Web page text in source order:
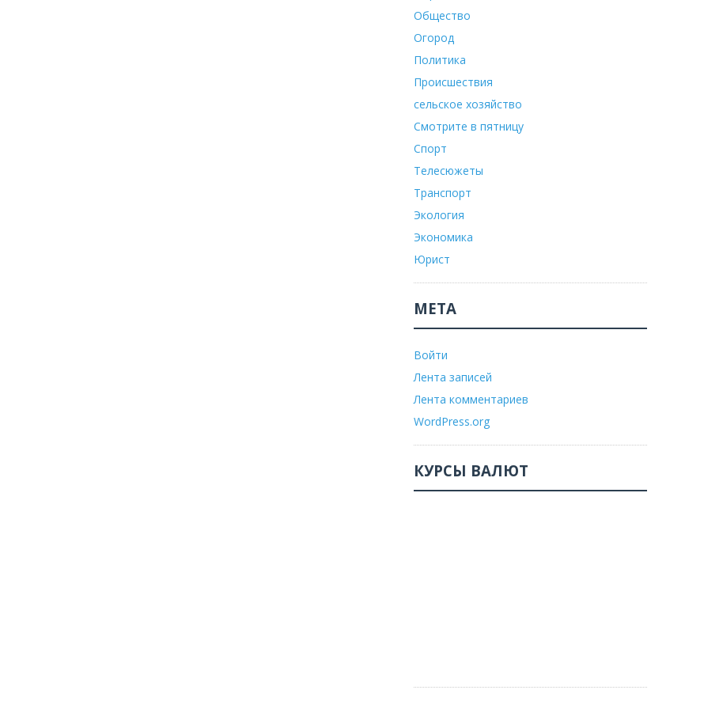
Общество
Огород
Политика
Происшествия
сельское хозяйство
Смотрите в пятницу
Спорт
Телесюжеты
Транспорт
Экология
Экономика
Юрист
МЕТА
Войти
Лента записей
Лента комментариев
WordPress.org
КУРСЫ ВАЛЮТ